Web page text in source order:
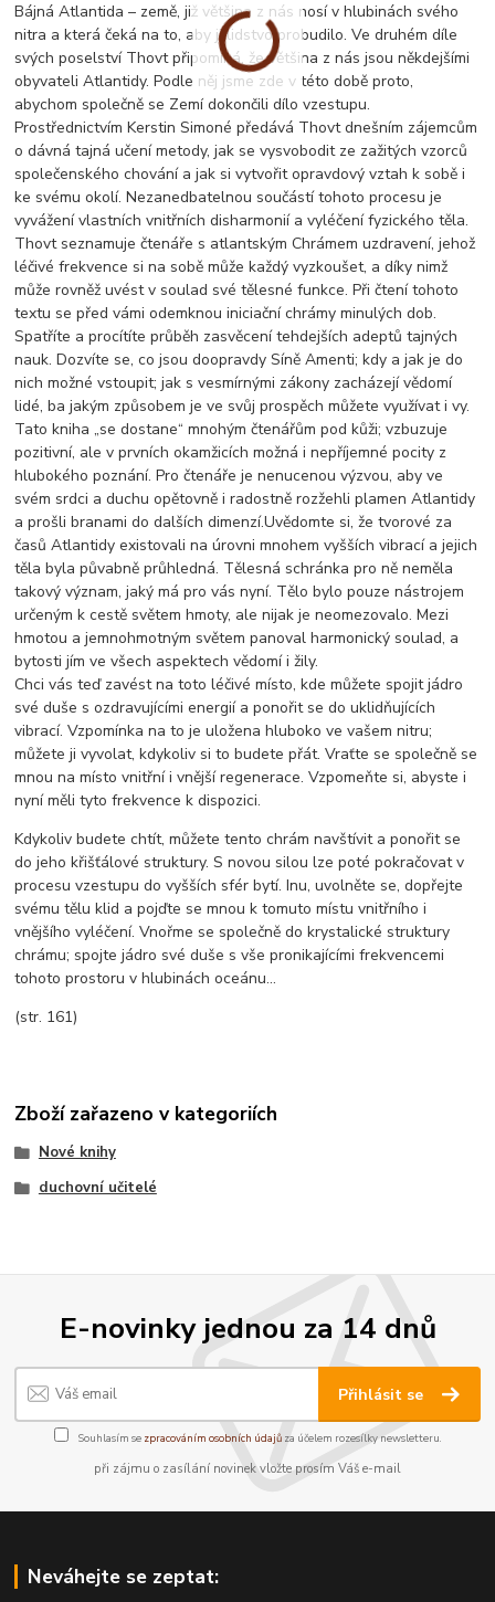
Bájná Atlantida – země, již většina z nás nosí v hlubinách svého
nitra a která čeká na to, aby ji lidstvo probudilo. Ve druhém díle
svých poselství Thovt připomíná, že většina z nás jsou někdejšími
obyvateli Atlantidy. Podle něj jsme zde v této době proto,
abychom společně se Zemí dokončili dílo vzestupu.
Prostřednictvím Kerstin Simoné předává Thovt dnešním zájemcům
o dávná tajná učení metody, jak se vysvobodit ze zažitých vzorců
společenského chování a jak si vytvořit opravdový vztah k sobě i
ke svému okolí. Nezanedbatelnou součástí tohoto procesu je
vyvážení vlastních vnitřních disharmonií a vyléčení fyzického těla.
Thovt seznamuje čtenáře s atlantským Chrámem uzdravení, jehož
léčivé frekvence si na sobě může každý vyzkoušet, a díky nimž
může rovněž uvést v soulad své tělesné funkce. Při čtení tohoto
textu se před vámi odemknou iniciační chrámy minulých dob.
Spatříte a procítíte průběh zasvěcení tehdejších adeptů tajných
nauk. Dozvíte se, co jsou doopravdy Síně Amenti; kdy a jak je do
nich možné vstoupit; jak s vesmírnými zákony zacházejí vědomí
lidé, ba jakým způsobem je ve svůj prospěch můžete využívat i vy.
Tato kniha „se dostane“ mnohým čtenářům pod kůži; vzbuzuje
pozitivní, ale v prvních okamžicích možná i nepříjemné pocity z
hlubokého poznání. Pro čtenáře je nenucenou výzvou, aby ve
svém srdci a duchu opětovně i radostně rozžehli plamen Atlantidy
a prošli branami do dalších dimenzí.Uvědomte si, že tvorové za
časů Atlantidy existovali na úrovni mnohem vyšších vibrací a jejich
těla byla půvabně průhledná. Tělesná schránka pro ně neměla
takový význam, jaký má pro vás nyní. Tělo bylo pouze nástrojem
určeným k cestě světem hmoty, ale nijak je neomezovalo. Mezi
hmotou a jemnohmotným světem panoval harmonický soulad, a
bytosti jím ve všech aspektech vědomí i žily.
Chci vás teď zavést na toto léčivé místo, kde můžete spojit jádro
své duše s ozdravujícími energií a ponořit se do uklidňujících
vibrací. Vzpomínka na to je uložena hluboko ve vašem nitru;
můžete ji vyvolat, kdykoliv si to budete přát. Vraťte se společně se
mnou na místo vnitřní i vnější regenerace. Vzpomeňte si, abyste i
nyní měli tyto frekvence k dispozici.
Kdykoliv budete chtít, můžete tento chrám navštívit a ponořit se
do jeho křišťálové struktury. S novou silou lze poté pokračovat v
procesu vzestupu do vyšších sfér bytí. Inu, uvolněte se, dopřejte
svému tělu klid a pojďte se mnou k tomuto místu vnitřního i
vnějšího vyléčení. Vnořme se společně do krystalické struktury
chrámu; spojte jádro své duše s vše pronikajícími frekvencemi
tohoto prostoru v hlubinách oceánu...
(str. 161)
Zboží zařazeno v kategoriích
Nové knihy
duchovní učitelé
E-novinky jednou za 14 dnů
Přihlásit se
Souhlasím se zpracováním osobních údajůza účelem rozesílky newsletteru.
při zájmu o zasílání novinek vložte prosím Váš e-mail
Neváhejte se zeptat: